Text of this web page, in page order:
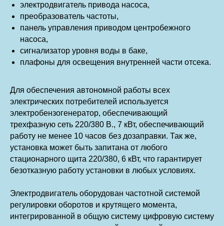
электродвигатель привода насоса,
преобразователь частоты,
панель управления приводом центробежного
насоса,
сигнализатор уровня воды в баке,
плафоны для освещения внутренней части отсека.
Для обеспечения автономной работы всех
электрических потребителей используется
электробензогенератор, обеспечивающий
трехфазную сеть 220/380 В., 7 кВт, обеспечивающий
работу не менее 10 часов без дозаправки. Так же,
установка может быть запитана от любого
стационарного щита 220/380, 6 кВт, что гарантирует
безотказную работу установки в любых условиях.
Электродвигатель оборудован частотной системой
регулировки оборотов и крутящего момента,
интегрированной в общую систему цифровую систему